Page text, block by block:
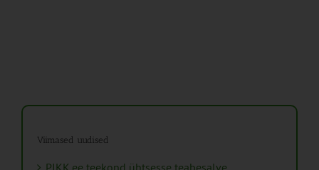
Viimased uudised
PIKK.ee teekond ühtsesse teabesalve